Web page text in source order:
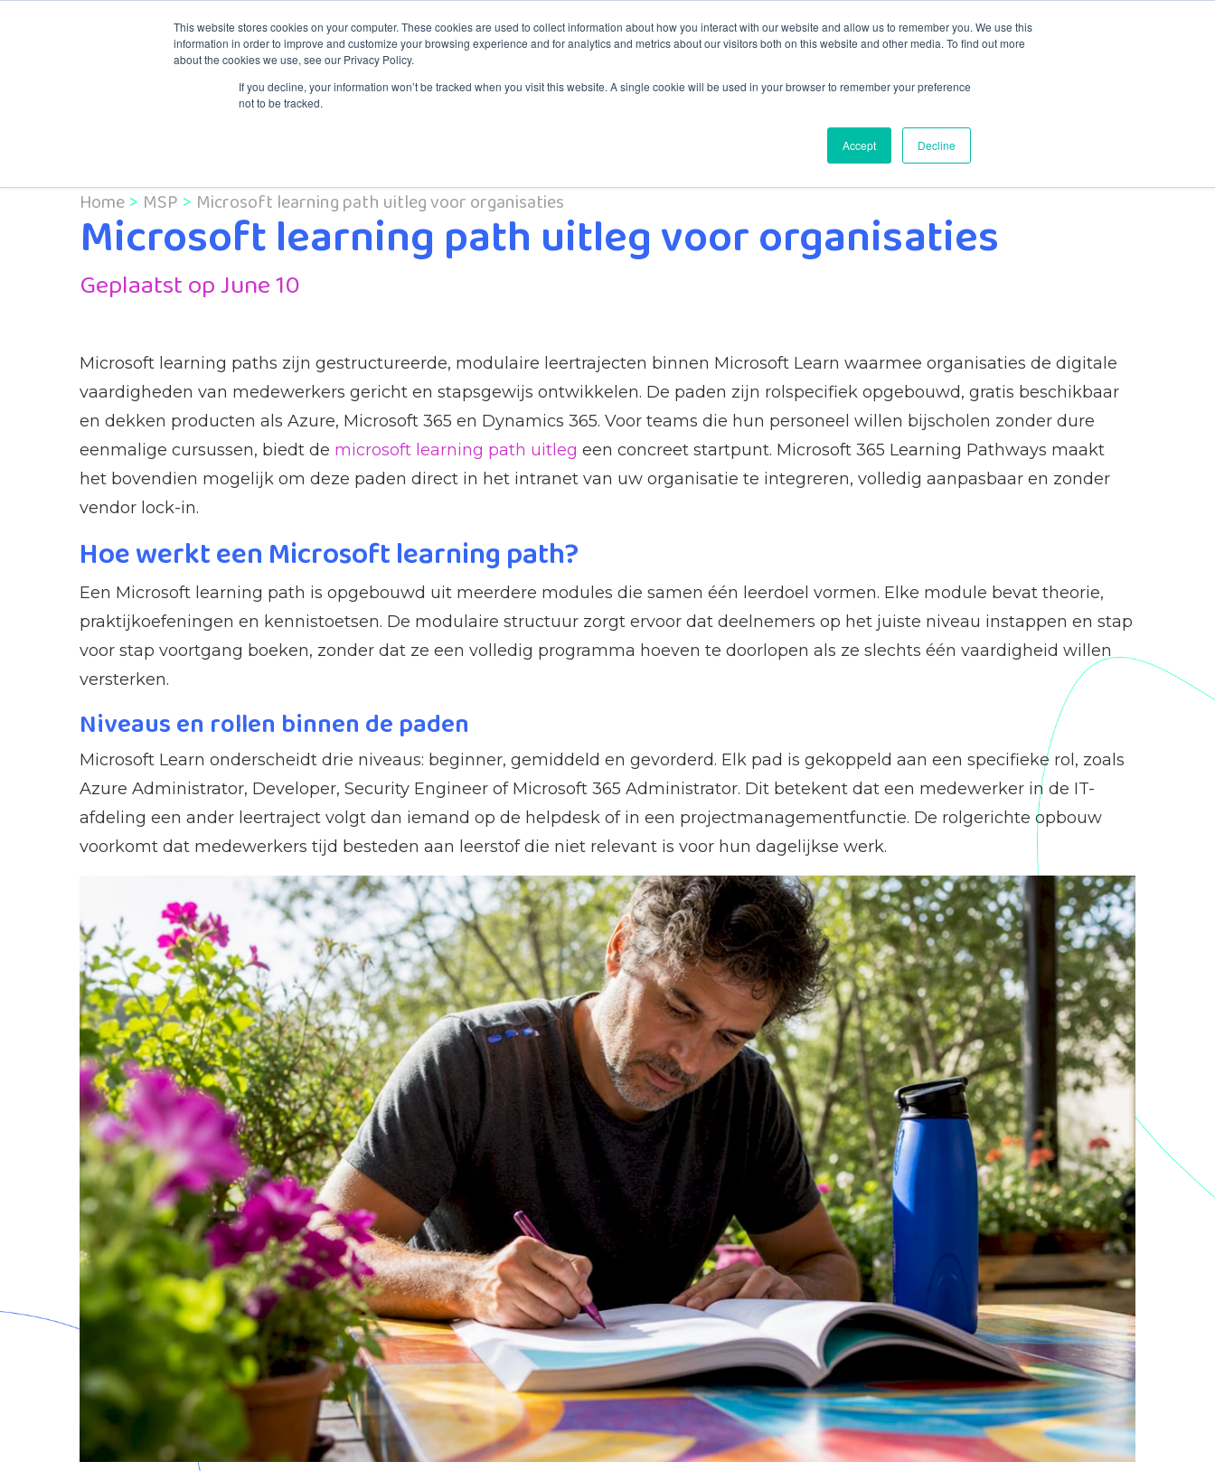
This website stores cookies on your computer. These cookies are used to collect information about how you interact with our website and allow us to remember you. We use this
information in order to improve and customize your browsing experience and for analytics and metrics about our visitors both on this website and other media. To find out more
about the cookies we use, see our Privacy Policy.
If you decline, your information won’t be tracked when you visit this website. A single cookie will be used in your browser to remember your preference
not to be tracked.
Accept Decline
Knowledge & Training
Home MSP Microsoft learning path uitleg voor organisaties
Microsoft learning path uitleg voor organisaties
Geplaatst op June 10
Microsoft learning paths zijn gestructureerde, modulaire leertrajecten binnen Microsoft Learn waarmee organisaties de digitale
vaardigheden van medewerkers gericht en stapsgewijs ontwikkelen. De paden zijn rolspecifiek opgebouwd, gratis beschikbaar
en dekken producten als Azure, Microsoft 365 en Dynamics 365. Voor teams die hun personeel willen bijscholen zonder dure
eenmalige cursussen, biedt de microsoft learning path uitleg een concreet startpunt. Microsoft 365 Learning Pathways maakt
het bovendien mogelijk om deze paden direct in het intranet van uw organisatie te integreren, volledig aanpasbaar en zonder
vendor lock-in.
Hoe werkt een Microsoft learning path?
Een Microsoft learning path is opgebouwd uit meerdere modules die samen één leerdoel vormen. Elke module bevat theorie,
praktijkoefeningen en kennistoetsen. De modulaire structuur zorgt ervoor dat deelnemers op het juiste niveau instappen en stap
voor stap voortgang boeken, zonder dat ze een volledig programma hoeven te doorlopen als ze slechts één vaardigheid willen
versterken.
Niveaus en rollen binnen de paden
Microsoft Learn onderscheidt drie niveaus: beginner, gemiddeld en gevorderd. Elk pad is gekoppeld aan een specifieke rol, zoals
Azure Administrator, Developer, Security Engineer of Microsoft 365 Administrator. Dit betekent dat een medewerker in de IT-
afdeling een ander leertraject volgt dan iemand op de helpdesk of in een projectmanagementfunctie. De rolgerichte opbouw
voorkomt dat medewerkers tijd besteden aan leerstof die niet relevant is voor hun dagelijkse werk.